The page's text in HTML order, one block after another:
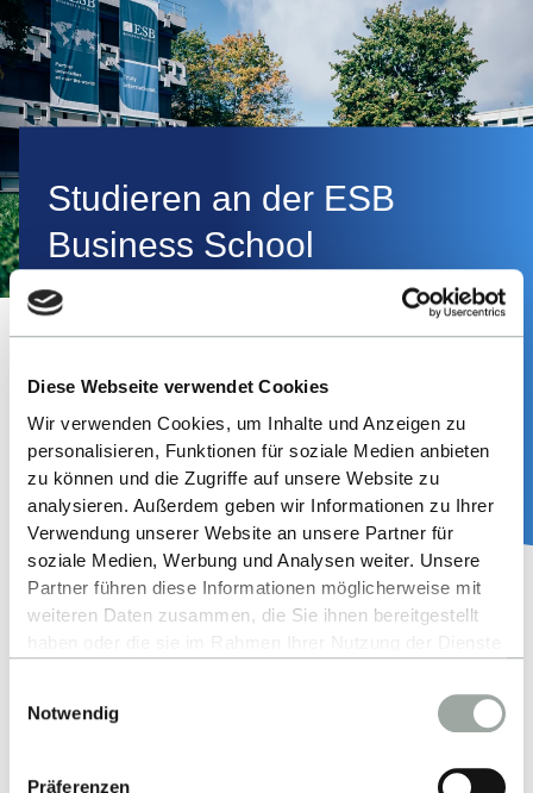
Diese Webseite verwendet Cookies
Wir verwenden Cookies, um Inhalte und Anzeigen zu
personalisieren, Funktionen für soziale Medien anbieten
zu können und die Zugriffe auf unsere Website zu
analysieren. Außerdem geben wir Informationen zu Ihrer
Verwendung unserer Website an unsere Partner für
soziale Medien, Werbung und Analysen weiter. Unsere
Partner führen diese Informationen möglicherweise mit
weiteren Daten zusammen, die Sie ihnen bereitgestellt
Alles zum Thema Cookies und personenbezogene
Datenverarbeitung entnehmen Sie unserer
Notwendig
Präferenzen
Studieren an der ESB
Business School
Wo wohne ich, wie finanziere ich mein
Studium und was ist der ESB Spirit?
MEHR ERFAHREN
Ihr Bewerbungsprozess
1.
Lesen sie sorgfältig die